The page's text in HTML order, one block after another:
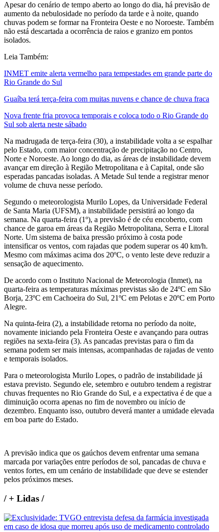
Apesar do cenário de tempo aberto ao longo do dia, há previsão de
aumento da nebulosidade no período da tarde e à noite, quando
chuvas podem se formar na Fronteira Oeste e no Noroeste. Também
não está descartada a ocorrência de raios e granizo em pontos
isolados.
Leia Também:
INMET emite alerta vermelho para tempestades em grande parte do
Rio Grande do Sul
Guaíba terá terça-feira com muitas nuvens e chance de chuva fraca
Nova frente fria provoca temporais e coloca todo o Rio Grande do
Sul sob alerta neste sábado
Na madrugada de terça-feira (30), a instabilidade volta a se espalhar
pelo Estado, com maior concentração de precipitação no Centro,
Norte e Noroeste. Ao longo do dia, as áreas de instabilidade devem
avançar em direção à Região Metropolitana e à Capital, onde são
esperadas pancadas isoladas. A Metade Sul tende a registrar menor
volume de chuva nesse período.
Segundo o meteorologista Murilo Lopes, da Universidade Federal
de Santa Maria (UFSM), a instabilidade persistirá ao longo da
semana. Na quarta-feira (1º), a previsão é de céu encoberto, com
chance de garoa em áreas da Região Metropolitana, Serra e Litoral
Norte. Um sistema de baixa pressão próximo à costa pode
intensificar os ventos, com rajadas que podem superar os 40 km/h.
Mesmo com máximas acima dos 20ºC, o vento leste deve reduzir a
sensação de aquecimento.
De acordo com o Instituto Nacional de Meteorologia (Inmet), na
quarta-feira as temperaturas máximas previstas são de 24ºC em São
Borja, 23ºC em Cachoeira do Sul, 21ºC em Pelotas e 20ºC em Porto
Alegre.
Na quinta-feira (2), a instabilidade retorna no período da noite,
novamente iniciando pela Fronteira Oeste e avançando para outras
regiões na sexta-feira (3). As pancadas previstas para o fim da
semana podem ser mais intensas, acompanhadas de rajadas de vento
e temporais isolados.
Para o meteorologista Murilo Lopes, o padrão de instabilidade já
estava previsto. Segundo ele, setembro e outubro tendem a registrar
chuvas frequentes no Rio Grande do Sul, e a expectativa é de que a
diminuição ocorra apenas no fim de novembro ou início de
dezembro. Enquanto isso, outubro deverá manter a umidade elevada
em boa parte do Estado.
A previsão indica que os gaúchos devem enfrentar uma semana
marcada por variações entre períodos de sol, pancadas de chuva e
ventos fortes, em um cenário de instabilidade que deve se estender
pelos próximos meses.
/+ Lidas /